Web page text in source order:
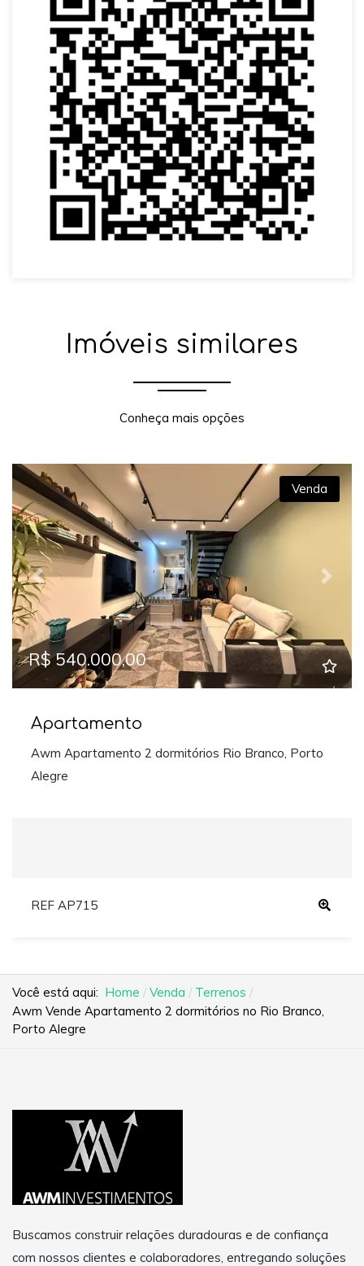
Imóveis similares
Conheça mais opções
Previous Next
Venda
R$ 540.000,00
Apartamento
Awm Apartamento 2 dormitórios Rio Branco, Porto
Alegre
REF AP715
Você está aqui: Home Venda
Terrenos
Awm Vende Apartamento 2 dormitórios no Rio Branco,
Porto Alegre
Buscamos construir relações duradouras e de confiança
com nossos clientes e colaboradores, entregando soluções